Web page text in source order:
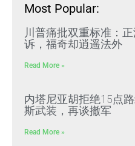
Most Popular:
川普痛批双重标准：
诉，福奇却逍遥法外
Read More »
内塔尼亚胡拒绝15点
斯武装，再谈撤军
Read More »